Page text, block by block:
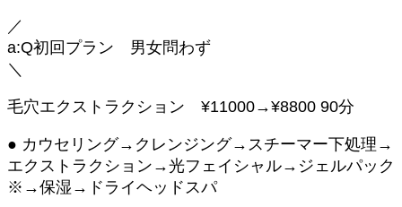
／
a:Q初回プラン 男女問わず
＼
毛穴エクストラクション ¥11000→¥8800 90分
● カウセリング→クレンジング→スチーマー下処理→
エクストラクション→光フェイシャル→ジェルパック
※→保湿→ドライヘッドスパ